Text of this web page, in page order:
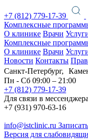
+7 (812) 779-17-39
Комплексные
О клинике Врачи
Комплексные
О клинике Врачи
Новости Контакты
Санкт-Петербург,
Пн - Сб 09:00 – 21:00
+7 (812) 779-17-39
Для связи в
+7 (931) 970-63-16
info@istclinic.ru
Версия для